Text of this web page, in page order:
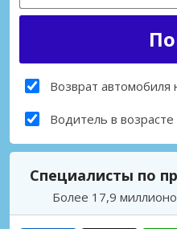
Сардиния,
Сардиния, Кальяри,
Сардиния,
Сардиния, Ольбия,
Альгеро, Ла
Кальяри, Виа́ле
Кальяри, Виа́ле
Ольбия, Генуя
Возврат автомобиля
Водитель в
Специалисты по
Более 17,9